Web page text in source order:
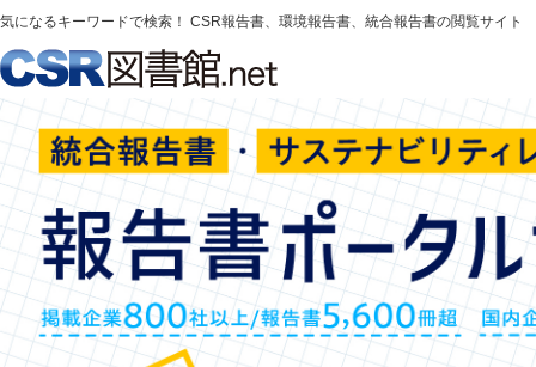
気になるキーワードで検索！ CSR報告書、環境報告書、統合報告書の閲覧サイト